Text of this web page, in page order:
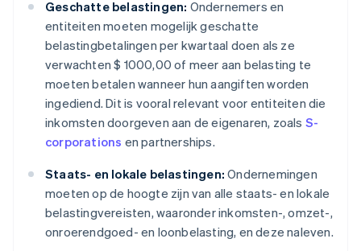
Geschatte belastingen: Ondernemers en
entiteiten moeten mogelijk geschatte
belastingbetalingen per kwartaal doen als ze
verwachten $ 1000,00 of meer aan belasting te
moeten betalen wanneer hun aangiften worden
ingediend. Dit is vooral relevant voor entiteiten die
inkomsten doorgeven aan de eigenaren, zoals S-
corporations en partnerships.
Staats- en lokale belastingen: Ondernemingen
moeten op de hoogte zijn van alle staats- en lokale
belastingvereisten, waaronder inkomsten-, omzet-,
onroerendgoed- en loonbelasting, en deze naleven.